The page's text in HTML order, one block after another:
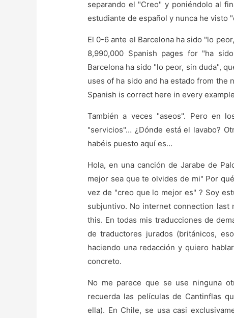
separando el "Creo" y poniéndolo al
estudiante de español y nunca he visto
El 0-6 ante el Barcelona ha sido "lo
8,990,000 Spanish pages for "ha
Barcelona ha sido "lo peor, sin duda",
uses of ha sido and ha estado from the
Spanish is correct here in every
También a veces "aseos". Pero en
"servicios"… ¿Dónde está el lavabo?
habéis puesto aquí es…
Hola, en una canción de Jarabe de
mejor sea que te olvides de mi" Por
vez de "creo que lo mejor es" ? Soy
subjuntivo. No internet connection
this. En todas mis traducciones de
de traductores jurados (británicos,
haciendo una redacción y quiero
concreto.
No me parece que se use ninguna
recuerda las películas de Cantinflas
ella). En Chile, se usa casi